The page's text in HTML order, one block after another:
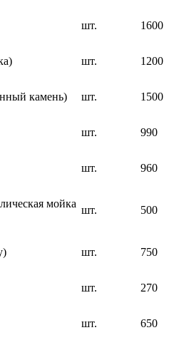
шт. 1600
шт. 1200
камень) шт. 1500
шт. 990
шт. 960
мойка
шт. 500
шт. 750
шт. 270
шт. 650